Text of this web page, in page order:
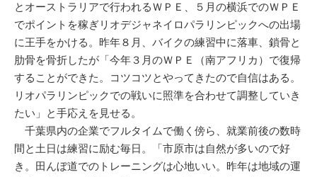
とオーストラリアで行われるＷＰＥ、５月の横浜でのＷＰＥ
でポイントを稼ぎリオデジャネイロパラリンピックへの出場
に王手をかける。昨年８月、バイクの練習中に落車、鎖骨と
肋骨を骨折したが「今年３月のＷＰＥ（南アフリカ）で復帰
することができた。コツコツとやってきたので自信はある。
リオパラリンピックでの戦いに照準を合わせて調整していき
たい」と手応えを見せる。
千葉県内の企業でフルタイムで働く傍ら、就業前後の数時
間と土日は練習に励む毎日。「市原市は自然が多いので好
き。田んぼ道でのトレーニングは心地いい。昨年は地域の運